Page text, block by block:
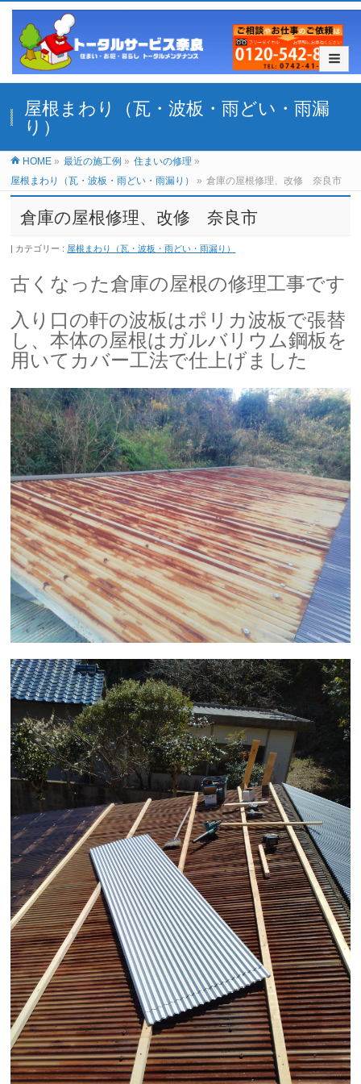
屋根まわり（瓦・波板・雨どい・雨漏
り）
HOME » 最近の施工例 » 住まいの修理 »
屋根まわり（瓦・波板・雨どい・雨漏り）
» 倉庫の屋根修理、改修 奈良市
倉庫の屋根修理、改修 奈良市
カテゴリー : 屋根まわり（瓦・波板・雨どい・雨漏り）
古くなった倉庫の屋根の修理工事です
入り口の軒の波板はポリカ波板で張替
し、本体の屋根はガルバリウム鋼板を
用いてカバー工法で仕上げました